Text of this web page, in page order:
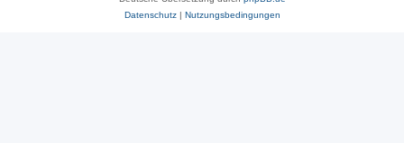
Datenschutz| Nutzungsbedingungen